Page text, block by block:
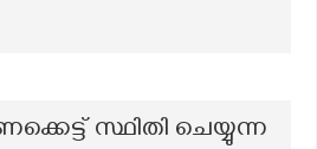
സ്ഥിതി ചെയ്യുന്ന